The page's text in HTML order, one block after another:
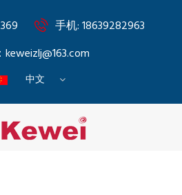
手机: 18639282963
keweizlj@163.com
中文